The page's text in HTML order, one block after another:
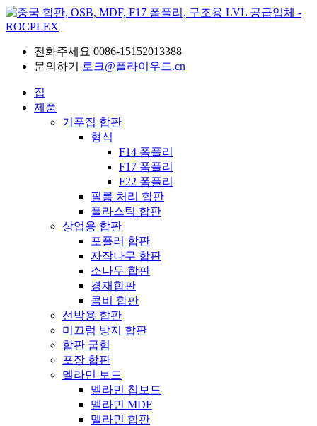
전화주세요 0086-15152013388
문의하기
로크@플라이우드.cn
집
제품
거푸집 합판
형식
F14 폼플리
F17 폼플리
F22 폼플리
필름 처리 합판
플라스틱 합판
상업용 합판
포플러 합판
자작나무 합판
소나무 합판
경재합판
콤비 합판
선박용 합판
미끄럼 방지 합판
합판 굽힘
포장 합판
멜라민 보드
멜라민 칩보드
멜라민 MDF
멜라민 합판